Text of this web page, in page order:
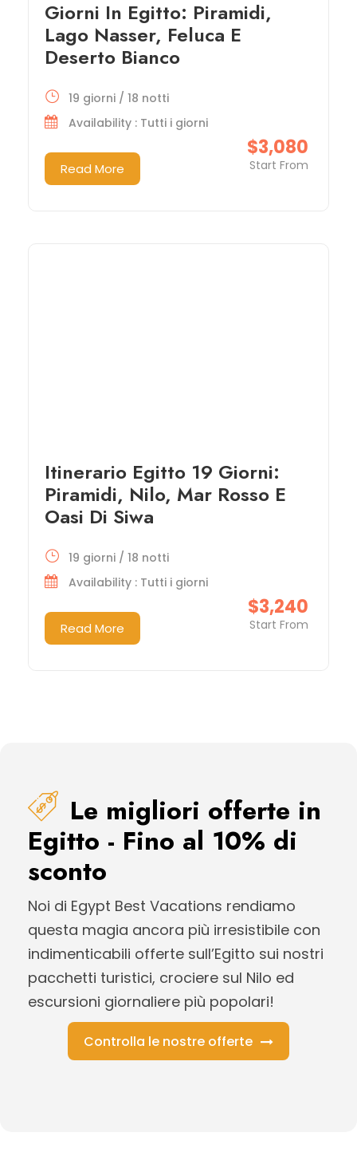
Giorni In Egitto: Piramidi,
Lago Nasser, Feluca E
Deserto Bianco
$3,080
Start From
19 giorni / 18 notti
Availability : Tutti i giorni
Read More
Itinerario Egitto 19 Giorni:
Piramidi, Nilo, Mar Rosso E
Oasi Di Siwa
$3,240
Start From
19 giorni / 18 notti
Availability : Tutti i giorni
Read More
Le migliori offerte in
Egitto - Fino al 10% di
sconto
Noi di Egypt Best Vacations rendiamo
questa magia ancora più irresistibile con
indimenticabili offerte sull’Egitto sui nostri
pacchetti turistici, crociere sul Nilo ed
escursioni giornaliere più popolari!
Controlla le nostre offerte